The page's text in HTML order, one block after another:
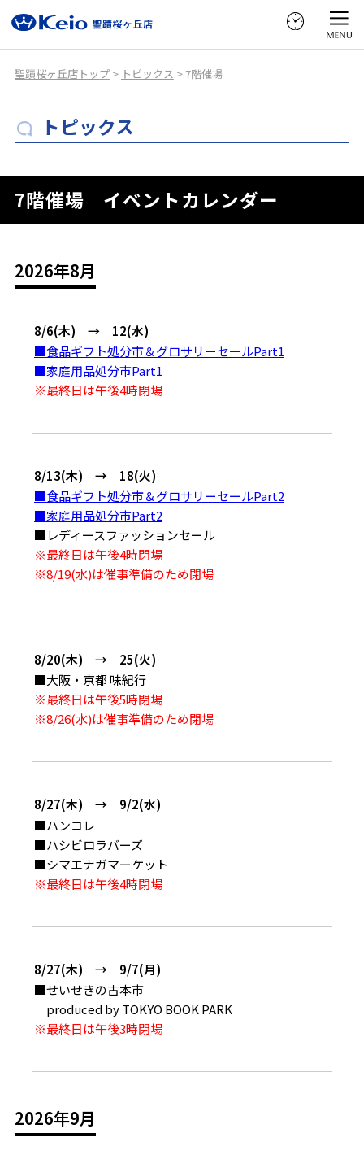
聖蹟桜ヶ丘店トップ> トピックス > 7階催場
トピックス
7階催場 イベントカレンダー
2026年8月
8/6(木) → 12(水)
■食品ギフト処分市＆グロサリーセールPart1
■家庭用品処分市Part1
※最終日は午後4時閉場
8/13(木) → 18(火)
■食品ギフト処分市＆グロサリーセールPart2
■家庭用品処分市Part2
■レディースファッションセール
※最終日は午後4時閉場
※8/19(水)は催事準備のため閉場
8/20(木) → 25(火)
■大阪・京都 味紀行
※最終日は午後5時閉場
※8/26(水)は催事準備のため閉場
8/27(木) → 9/2(水)
■ハンコレ
■ハシビロラバーズ
■シマエナガマーケット
※最終日は午後4時閉場
8/27(木) → 9/7(月)
■せいせきの古本市
produced by TOKYO BOOK PARK
※最終日は午後3時閉場
2026年9月